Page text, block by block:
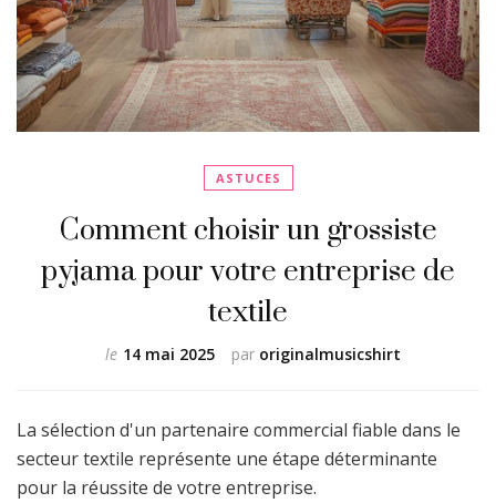
ASTUCES
Comment choisir un grossiste
pyjama pour votre entreprise de
textile
par originalmusicshirt
le 14 mai 2025
La sélection d'un partenaire commercial fiable dans le
secteur textile représente une étape déterminante
pour la réussite de votre entreprise.